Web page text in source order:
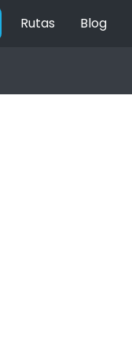
Rutas Blog